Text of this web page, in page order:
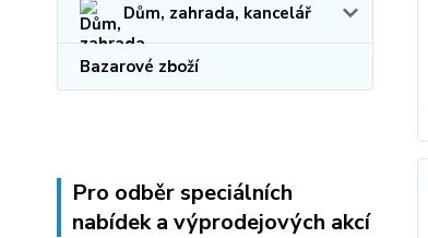
Dům, zahrada, kancelář
Bazarové zboží
Pro odběr speciálních
nabídek a výprodejových akcí